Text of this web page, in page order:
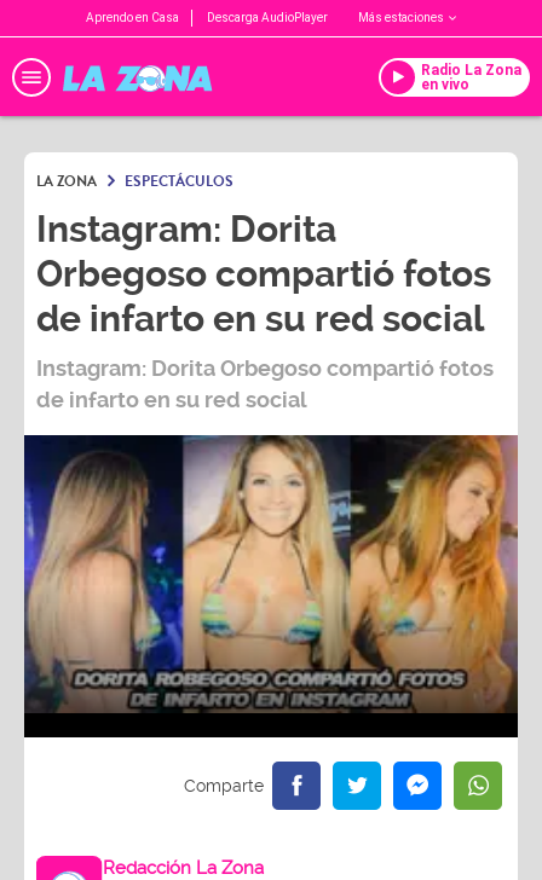
Aprendo en Casa Descarga AudioPlayer Más estaciones
Radio La Zona
en vivo
LA ZONA ESPECTÁCULOS
Instagram: Dorita
Orbegoso compartió fotos
de infarto en su red social
Instagram: Dorita Orbegoso compartió fotos
de infarto en su red social
Redacción La Zona